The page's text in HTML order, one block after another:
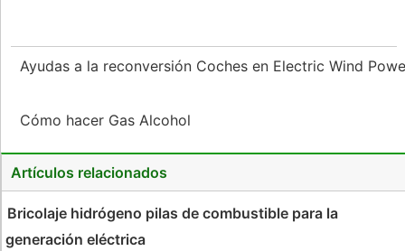
Ayudas a la reconversión Coches en Electric Wind
Cómo hacer Gas Alcohol
Artículos relacionados
Bricolaje hidrógeno pilas de combustible para la
generación eléctrica